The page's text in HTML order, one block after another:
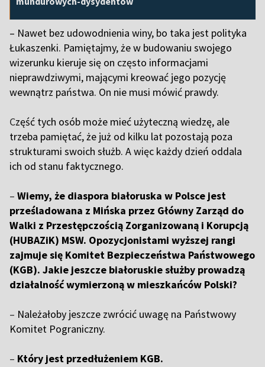
– Nawet bez udowodnienia winy, bo taka jest polityka
Łukaszenki. Pamiętajmy, że w budowaniu swojego
wizerunku kieruje się on często informacjami
nieprawdziwymi, mającymi kreować jego pozycję
wewnątrz państwa. On nie musi mówić prawdy.
Część tych osób może mieć użyteczną wiedzę, ale
trzeba pamiętać, że już od kilku lat pozostają poza
strukturami swoich służb. A więc każdy dzień oddala
ich od stanu faktycznego.
– Wiemy, że diaspora białoruska w Polsce jest
prześladowana z Mińska przez Główny Zarząd do
Walki z Przestępczością Zorganizowaną i Korupcją
(HUBAZiK) MSW. Opozycjonistami wyższej rangi
zajmuje się Komitet Bezpieczeństwa Państwowego
(KGB). Jakie jeszcze białoruskie służby prowadzą
działalność wymierzoną w mieszkańców Polski?
– Należałoby jeszcze zwrócić uwagę na Państwowy
Komitet Pograniczny.
– Który jest przedłużeniem KGB.